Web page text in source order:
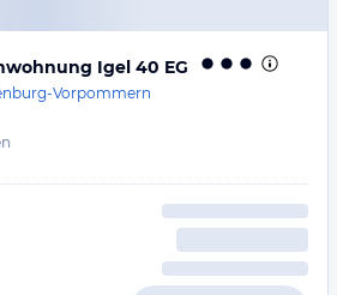
Igel 40 EG
Vorpommern